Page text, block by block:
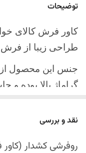
ارسال کالا
توضیحات
کاور فرش کالای
طراحی زیبا از
جنس این محصول
گراماژ بالا بوده و
چهار گوشه این
نقد و بررسی
روفرشی کشدار